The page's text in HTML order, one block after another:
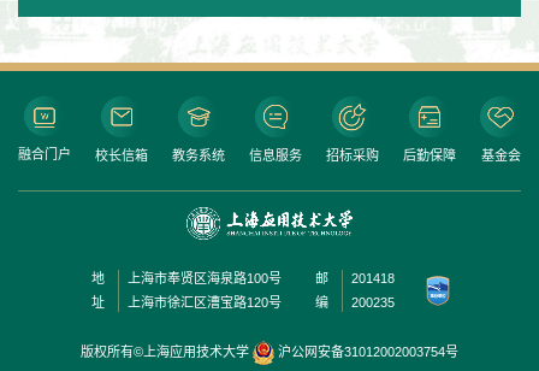
融合门户 校长信箱 教务系统 信息服务 招标采购 后勤保障 基金会
地
址
上海市奉贤区海泉路100号
上海市徐汇区漕宝路120号
邮
编
201418
200235
版权所有©上海应用技术大学 沪公网安备31012002003754号